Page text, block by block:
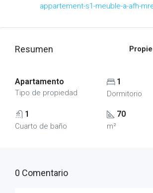
appartement-s1-meuble-a-afh-
Resumen
Apartamento
Tipo de propiedad
1
Dormitorio
1
Cuarto de baño
70
m²
0 Comentario